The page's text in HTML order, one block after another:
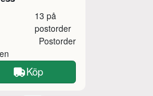
13 på
postorder
Postorder
Köp